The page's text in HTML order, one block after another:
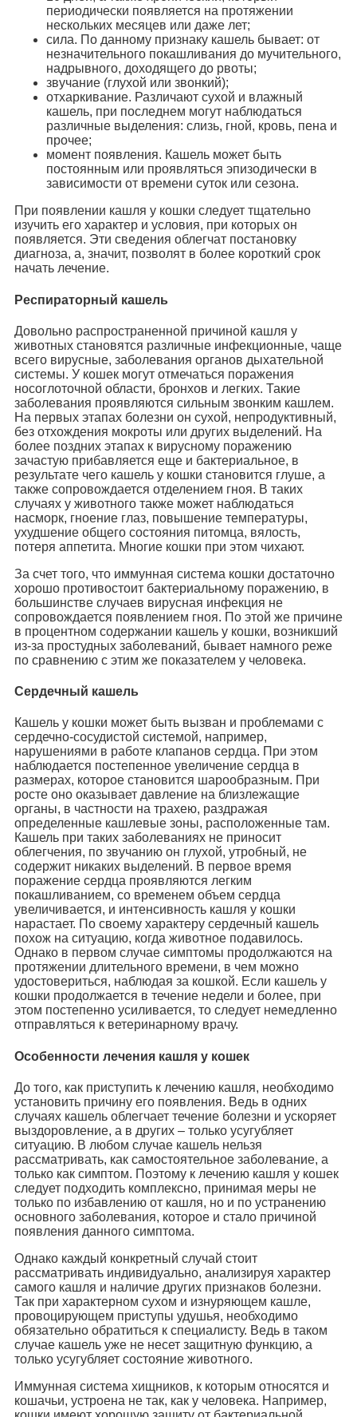
периодически появляется на протяжении
нескольких месяцев или даже лет;
сила. По данному признаку кашель бывает: от
незначительного покашливания до мучительного,
надрывного, доходящего до рвоты;
звучание (глухой или звонкий);
отхаркивание. Различают сухой и влажный
кашель, при последнем могут наблюдаться
различные выделения: слизь, гной, кровь, пена и
прочее;
момент появления. Кашель может быть
постоянным или проявляться эпизодически в
зависимости от времени суток или сезона.
При появлении кашля у кошки следует тщательно
изучить его характер и условия, при которых он
появляется. Эти сведения облегчат постановку
диагноза, а, значит, позволят в более короткий срок
начать лечение.
Респираторный кашель
Довольно распространенной причиной кашля у
животных становятся различные инфекционные, чаще
всего вирусные, заболевания органов дыхательной
системы. У кошек могут отмечаться поражения
носоглоточной области, бронхов и легких. Такие
заболевания проявляются сильным звонким кашлем.
На первых этапах болезни он сухой, непродуктивный,
без отхождения мокроты или других выделений. На
более поздних этапах к вирусному поражению
зачастую прибавляется еще и бактериальное, в
результате чего кашель у кошки становится глуше, а
также сопровождается отделением гноя. В таких
случаях у животного также может наблюдаться
насморк, гноение глаз, повышение температуры,
ухудшение общего состояния питомца, вялость,
потеря аппетита. Многие кошки при этом чихают.
За счет того, что иммунная система кошки достаточно
хорошо противостоит бактериальному поражению, в
большинстве случаев вирусная инфекция не
сопровождается появлением гноя. По этой же причине
в процентном содержании кашель у кошки, возникший
из-за простудных заболеваний, бывает намного реже
по сравнению с этим же показателем у человека.
Сердечный кашель
Кашель у кошки может быть вызван и проблемами с
сердечно-сосудистой системой, например,
нарушениями в работе клапанов сердца. При этом
наблюдается постепенное увеличение сердца в
размерах, которое становится шарообразным. При
росте оно оказывает давление на близлежащие
органы, в частности на трахею, раздражая
определенные кашлевые зоны, расположенные там.
Кашель при таких заболеваниях не приносит
облегчения, по звучанию он глухой, утробный, не
содержит никаких выделений. В первое время
поражение сердца проявляются легким
покашливанием, со временем объем сердца
увеличивается, и интенсивность кашля у кошки
нарастает. По своему характеру сердечный кашель
похож на ситуацию, когда животное подавилось.
Однако в первом случае симптомы продолжаются на
протяжении длительного времени, в чем можно
удостовериться, наблюдая за кошкой. Если кашель у
кошки продолжается в течение недели и более, при
этом постепенно усиливается, то следует немедленно
отправляться к ветеринарному врачу.
Особенности лечения кашля у кошек
До того, как приступить к лечению кашля, необходимо
установить причину его появления. Ведь в одних
случаях кашель облегчает течение болезни и ускоряет
выздоровление, а в других – только усугубляет
ситуацию. В любом случае кашель нельзя
рассматривать, как самостоятельное заболевание, а
только как симптом. Поэтому к лечению кашля у кошек
следует подходить комплексно, принимая меры не
только по избавлению от кашля, но и по устранению
основного заболевания, которое и стало причиной
появления данного симптома.
Однако каждый конкретный случай стоит
рассматривать индивидуально, анализируя характер
самого кашля и наличие других признаков болезни.
Так при характерном сухом и изнуряющем кашле,
провоцирующем приступы удушья, необходимо
обязательно обратиться к специалисту. Ведь в таком
случае кашель уже не несет защитную функцию, а
только усугубляет состояние животного.
Иммунная система хищников, к которым относятся и
кошачьи, устроена не так, как у человека. Например,